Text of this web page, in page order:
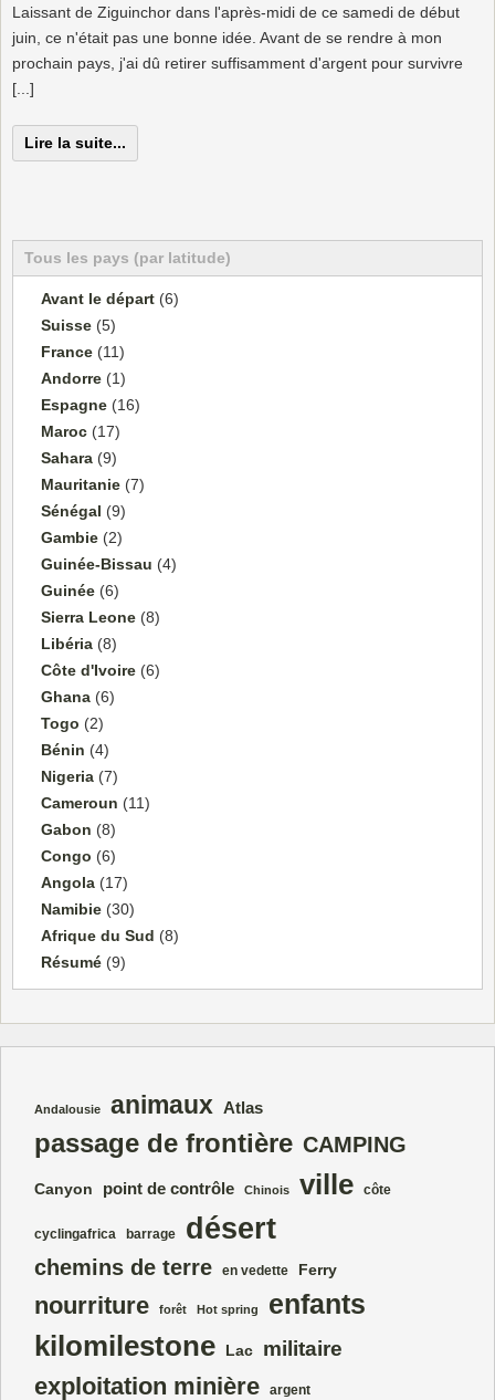
Laissant de Ziguinchor dans l'après-midi de ce samedi de début
juin, ce n'était pas une bonne idée. Avant de se rendre à mon
prochain pays, j'ai dû retirer suffisamment d'argent pour survivre
[...]
Lire la suite...
Tous les pays (par latitude)
Avant le départ (6)
Suisse (5)
France (11)
Andorre (1)
Espagne (16)
Maroc (17)
Sahara (9)
Mauritanie (7)
Sénégal (9)
Gambie (2)
Guinée-Bissau (4)
Guinée (6)
Sierra Leone (8)
Libéria (8)
Côte d'Ivoire (6)
Ghana (6)
Togo (2)
Bénin (4)
Nigeria (7)
Cameroun (11)
Gabon (8)
Congo (6)
Angola (17)
Namibie (30)
Afrique du Sud (8)
Résumé (9)
Andalousie animaux Atlas
passage de frontière CAMPING
Canyon point de contrôle Chinois ville côte
cyclingafrica barrage désert
chemins de terre en vedette Ferry
nourriture forêt Hot spring enfants
kilomilestone Lac militaire
exploitation minière argent